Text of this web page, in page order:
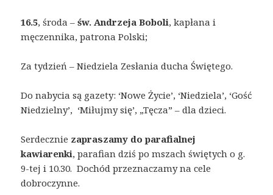
16.5, środa –św. Andrzeja Boboli, kapłana i
męczennika, patrona Polski;
Za tydzień – Niedziela Zesłania ducha Świętego.
Do nabycia są gazety: ‘Nowe Życie’, ‘Niedziela’, ‘Gość
Niedzielny’, ‘Miłujmy się’, „Tęcza” – dla dzieci.
Serdecznie zapraszamy do parafialnej
kawiarenki, parafian dziś po mszach świętych o g.
9-tej i 10.30. Dochód przeznaczamy na cele
dobroczynne.